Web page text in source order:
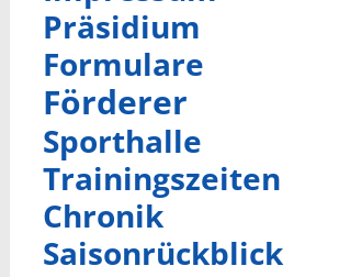
Präsidium
Formulare
Förderer
Sporthalle
Trainingszeiten
Chronik
Saisonrückblick